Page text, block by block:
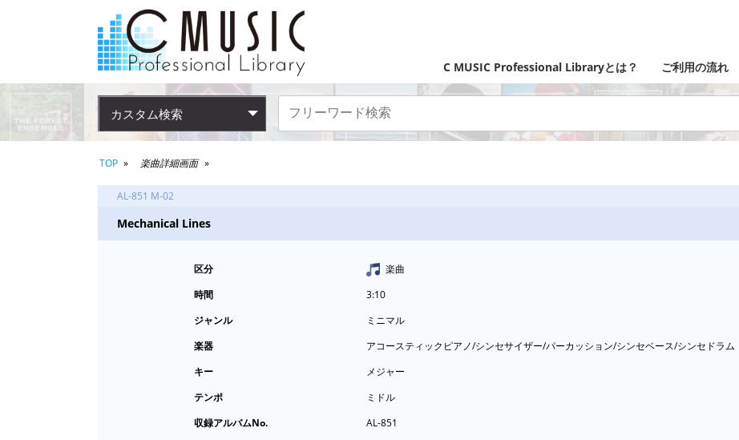
C MUSIC Professional Libraryとは？ ご利用の流れ
カスタム検索
TOP 楽曲詳細画面
AL-851 M-02
Mechanical Lines
区分
楽曲
時間
3:10
ジャンル
ミニマル
楽器
アコースティックピアノ/シンセサイザー/パーカッション/シンセベース/シンセドラム
キー
メジャー
テンポ
ミドル
収録アルバムNo.
AL-851